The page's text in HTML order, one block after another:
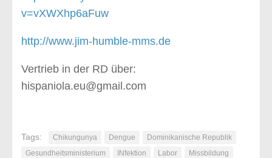
v=vXWXhp6aFuw
http://www.jim-humble-mms.de
Vertrieb in der RD über:
hispaniola.eu@gmail.com
Tags: Chikungunya Dengue
Dominikanische Republik
Gesundheitsministerium
INfektion Labor
Missbildung